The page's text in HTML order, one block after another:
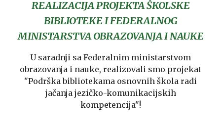
REALIZACIJA PROJEKTA ŠKOLSKE
BIBLIOTEKE I FEDERALNOG
MINISTARSTVA OBRAZOVANJA I NAUKE
U saradnji sa Federalnim ministarstvom
obrazovanja i nauke, realizovali smo projekat
"Podrška bibliotekama osnovnih škola radi
jačanja jezičko-komunikacijskih
kompetencija"!